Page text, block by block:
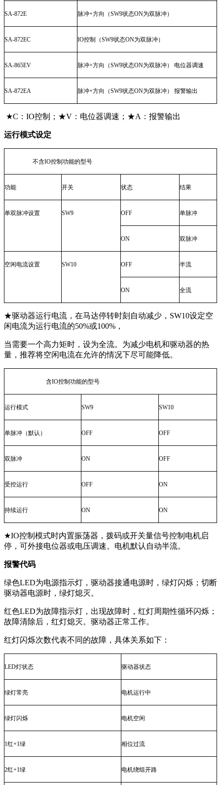
SA-872E 脉冲+方向（SW9状态ON为双脉冲）
SA-872EC IO控制（SW9状态ON为双脉冲）
SA-865EV 脉冲+方向（SW9状态ON为双脉冲） 电位器调速
SA-872EA 脉冲+方向（SW9状态ON为双脉冲） 报警输出
★C： IO控制；★V ：电位器调速；★A ：报警输出
运行模式设定
不含IO控制功能的型号
功能 开关 状态 结果
单双脉冲设置 SW9 OFF 单脉冲
ON 双脉冲
空闲电流设置 SW10 OFF 半流
ON 全流
★驱动器运行电流，在马达停转时刻自动减少， SW10设定空
闲电流为运行电流的50%或100% ，
当需要一个高力矩时，设为全流。为减少电机和驱动器的热
量，推荐将空闲电流在允许的情况下尽可能降低。
含IO控制功能的型号
运行模式 SW9 SW10
单脉冲（默认） OFF OFF
双脉冲 ON OFF
受控运行 OFF ON
持续运行 ON ON
★IO控制模式时内置振荡器，拨码或开关量信号控制电机启
停，可外接电位器或电压调速。电机默认自动半流。
报警代码
绿色LED为电源指示灯，驱动器接通电源时，绿灯闪烁；切断
驱动器电源时，绿灯熄灭。
红色LED为故障指示灯，出现故障时，红灯周期性循环闪烁；
故障清除后，红灯熄灭。驱动器正常工作。
红灯闪烁次数代表不同的故障，具体关系如下：
LED灯状态 驱动器状态
绿灯常亮 电机运行中
绿灯闪烁 电机空闲
1红+1绿 相位过流
2红+1绿 电机绕组开路